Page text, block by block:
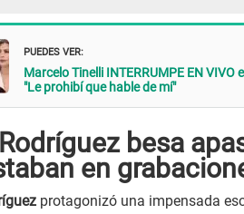
PUEDES VER:
Marcelo Tinelli INTERRUMPE EN
"Le prohibí que hable de mí"
besa
en
protagonizó una impensada